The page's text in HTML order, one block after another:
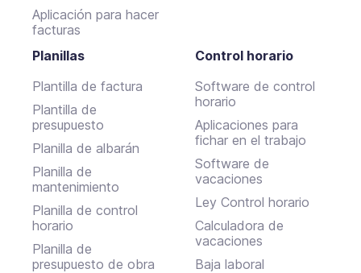
Aplicación para hacer
facturas
Planillas
Plantilla de factura
Plantilla de
presupuesto
Planilla de albarán
Planilla de
mantenimiento
Planilla de control
horario
Planilla de
presupuesto de obra
Control horario
Software de control
horario
Aplicaciones para
fichar en el trabajo
Software de
vacaciones
Ley Control horario
Calculadora de
vacaciones
Baja laboral